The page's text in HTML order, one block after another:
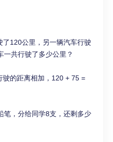
了120公里，另一辆汽车行驶
一共行驶了多少公里？
驶的距离相加，120 + 75 =
笔，分给同学8支，还剩多少